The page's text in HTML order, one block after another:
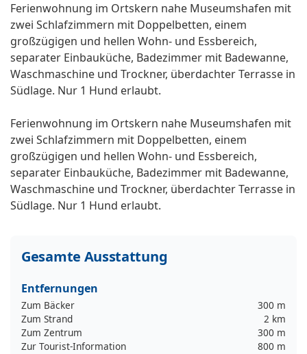
Ferienwohnung im Ortskern nahe Museumshafen mit
zwei Schlafzimmern mit Doppelbetten, einem
großzügigen und hellen Wohn- und Essbereich,
separater Einbauküche, Badezimmer mit Badewanne,
Waschmaschine und Trockner, überdachter Terrasse in
Südlage. Nur 1 Hund erlaubt.
Ferienwohnung im Ortskern nahe Museumshafen mit
zwei Schlafzimmern mit Doppelbetten, einem
großzügigen und hellen Wohn- und Essbereich,
separater Einbauküche, Badezimmer mit Badewanne,
Waschmaschine und Trockner, überdachter Terrasse in
Südlage. Nur 1 Hund erlaubt.
Gesamte Ausstattung
Entfernungen
Zum Bäcker
300 m
Zum Strand
2 km
Zum Zentrum
300 m
Zur Tourist-Information
800 m